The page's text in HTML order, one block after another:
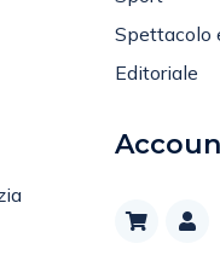
Spettacolo
Editoriale